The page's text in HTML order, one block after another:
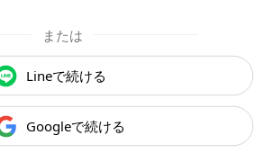
または
Lineで続ける
Googleで続ける